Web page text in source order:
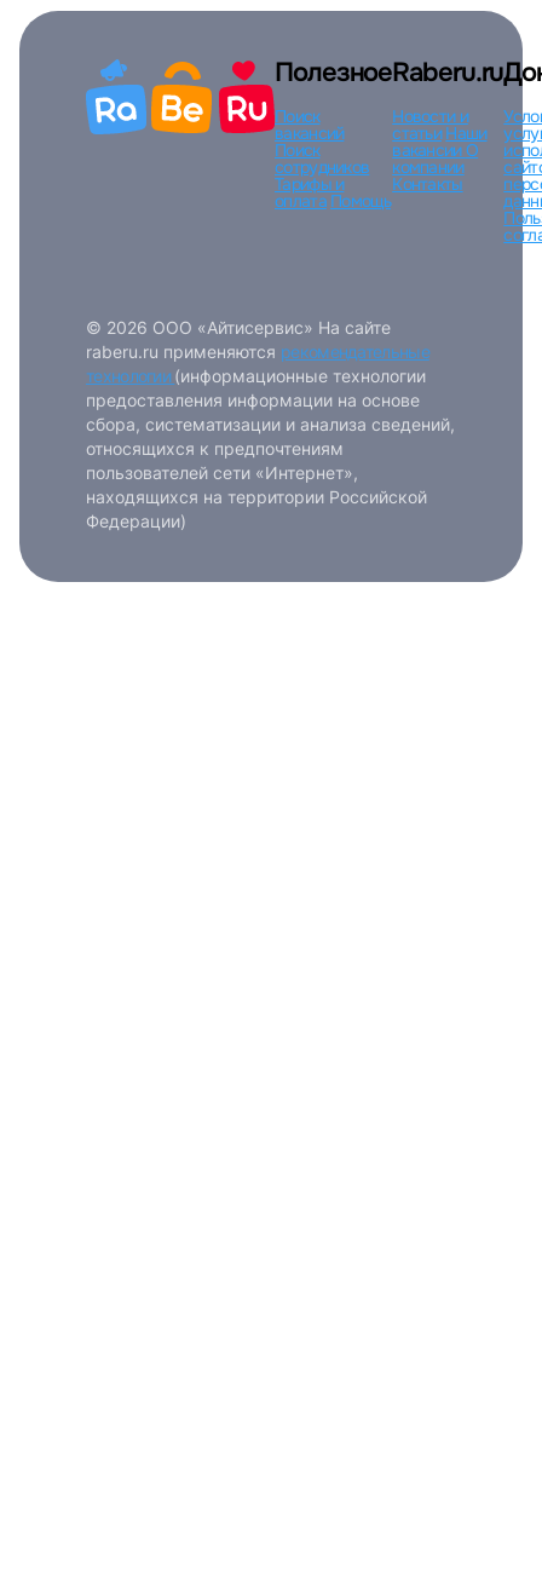
Полезное
Поиск
вакансий
Поиск
сотрудников
Тарифы и
оплата Помощь
Raberu.ru
Новости и
статьи Наши
вакансииО
компании
Контакты
© 2026 ООО «Айтисервис» На сайте
raberu.ru применяются рекомендательные
технологии (информационные технологии
предоставления информации на основе
сбора, систематизации и анализа сведений,
относящихся к предпочтениям
пользователей сети «Интернет»,
находящихся на территории Российской
Федерации)